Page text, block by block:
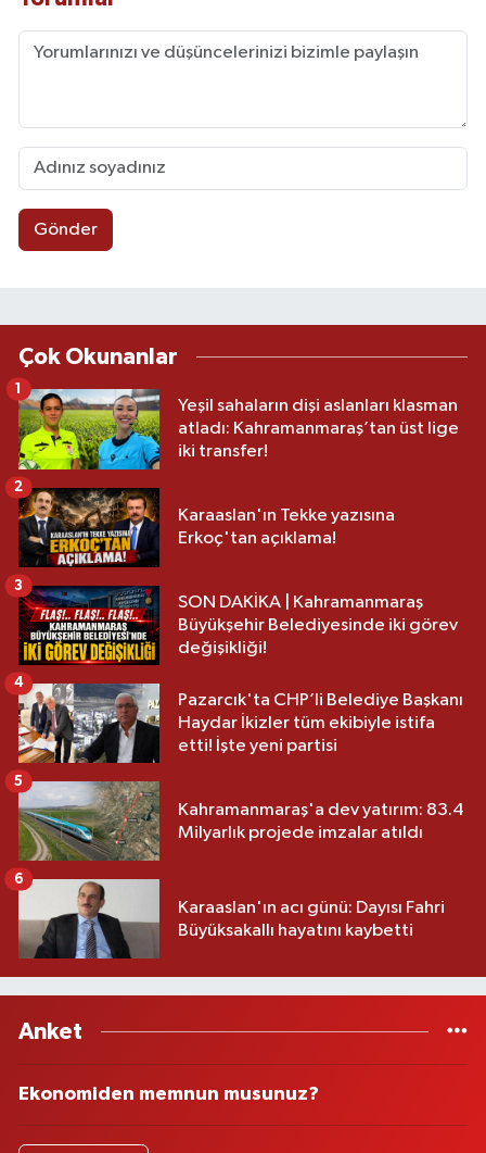
Gönder
Çok Okunanlar
Yeşil sahaların dişi aslanları klasman
atladı: Kahramanmaraş’tan üst lige
iki transfer!
1
Karaaslan'ın Tekke yazısına
Erkoç'tan açıklama!
2
SON DAKİKA | Kahramanmaraş
Büyükşehir Belediyesinde iki görev
değişikliği!
3
Pazarcık'ta CHP’li Belediye Başkanı
Haydar İkizler tüm ekibiyle istifa
etti! İşte yeni partisi
4
Kahramanmaraş'a dev yatırım: 83.4
Milyarlık projede imzalar atıldı
5
Karaaslan'ın acı günü: Dayısı Fahri
Büyüksakallı hayatını kaybetti
6
Anket
Ekonomiden memnun musunuz?